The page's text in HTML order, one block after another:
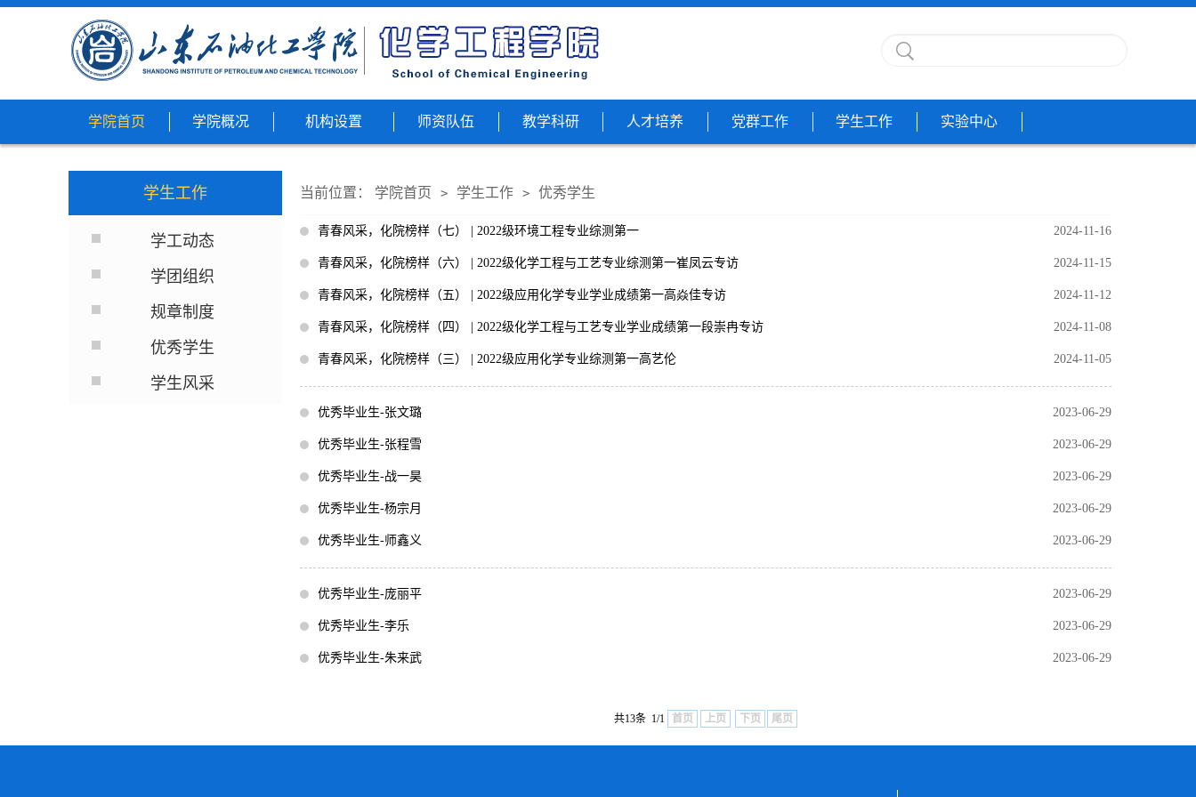
学院首页 学院概况 机构设置 师资队伍 教学科研 人才培养 党群工作 学生工作 实验中心
学生工作
学工动态
学团组织
规章制度
优秀学生
学生风采
当前位置： 学院首页 > 学生工作 > 优秀学生
2024-11-16
青春风采，化院榜样（七） | 2022级环境工程专业综测第一
2024-11-15
青春风采，化院榜样（六） | 2022级化学工程与工艺专业综测第一崔凤云专访
2024-11-12
青春风采，化院榜样（五） | 2022级应用化学专业学业成绩第一高焱佳专访
2024-11-08
青春风采，化院榜样（四） | 2022级化学工程与工艺专业学业成绩第一段崇冉专访
2024-11-05
青春风采，化院榜样（三） | 2022级应用化学专业综测第一高艺伦
2023-06-29
优秀毕业生-张文璐
2023-06-29
优秀毕业生-张程雪
2023-06-29
优秀毕业生-战一昊
2023-06-29
优秀毕业生-杨宗月
2023-06-29
优秀毕业生-师鑫义
2023-06-29
优秀毕业生-庞丽平
2023-06-29
优秀毕业生-李乐
2023-06-29
优秀毕业生-朱来武
共13条 1/1 首页 上页 下页 尾页